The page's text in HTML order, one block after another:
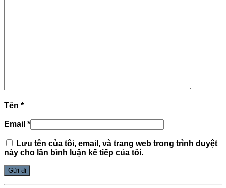
Tên *
Email *
Lưu tên của tôi, email, và trang web trong trình duyệt
này cho lần bình luận kế tiếp của tôi.